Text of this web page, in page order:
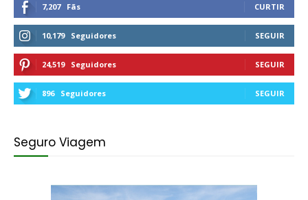
7,207 Fãs CURTIR
10,179 Seguidores SEGUIR
24,519 Seguidores SEGUIR
896 Seguidores SEGUIR
Seguro Viagem